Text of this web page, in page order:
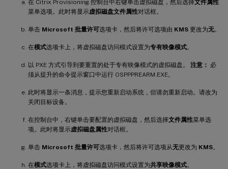
在 Citrix Provisioning 控制台中右键单击虚拟磁盘，然后选择文件属性
菜单选项。此时将显示虚拟磁盘文件属性对话框。
单击 Microsoft 批量许可选项卡，然后将许可选项由 KMS 更改为无。
在模式选项卡上，将虚拟磁盘访问模式设置为专有映像模式。
以 PXE 方式引导到要重置的处于专有映像模式的虚拟磁盘。 注意：
必
须从提升的命令提示窗口中运行 OSPPPREARM.EXE。
此时将显示一条消息，提示您重新启动系统，但请勿重新启动。请改为
关闭目标设备。
在控制台中，右键单击要配置的虚拟磁盘，然后选择文件属性菜单选
项。此时将显示虚拟磁盘属性对话框。
单击 Microsoft 批量许可选项卡，然后将许可选项从无更改为 KMS。
在模式选项卡上，将虚拟磁盘访问模式设置为共享映像模式。